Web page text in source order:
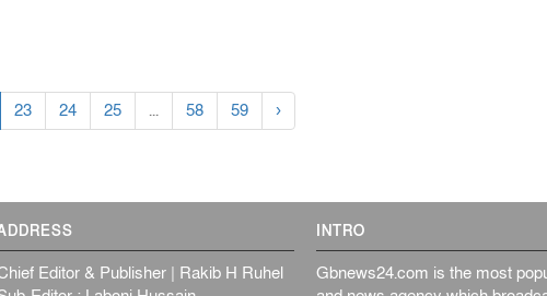
23 24 25 ... 58 59 ›
Editor & Publisher | Rakib H Ruhel
INTRO
Gbnews24.com is the most